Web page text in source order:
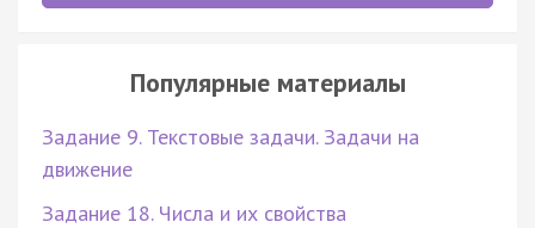
Популярные материалы
Задание 9. Текстовые задачи. Задачи на
движение
Задание 18. Числа и их свойства